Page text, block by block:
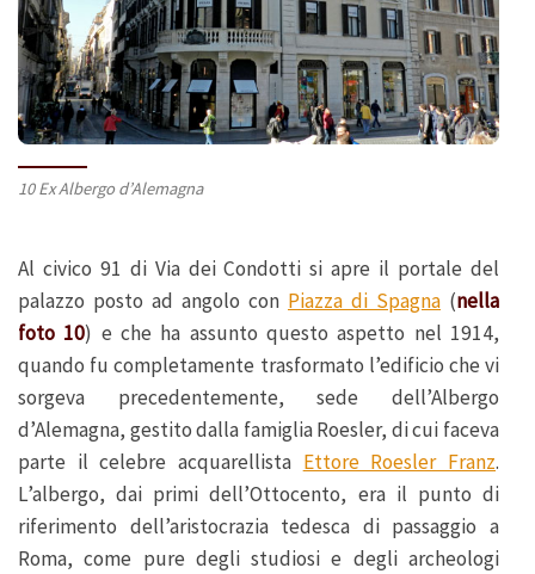
10 Ex Albergo d’Alemagna
Al civico 91 di Via dei Condotti si apre il portale del
palazzo posto ad angolo con Piazza di Spagna (nella
foto 10) e che ha assunto questo aspetto nel 1914,
quando fu completamente trasformato l’edificio che vi
sorgeva precedentemente, sede dell’Albergo
d’Alemagna, gestito dalla famiglia Roesler, di cui faceva
parte il celebre acquarellista Ettore Roesler Franz.
L’albergo, dai primi dell’Ottocento, era il punto di
riferimento dell’aristocrazia tedesca di passaggio a
Roma, come pure degli studiosi e degli archeologi